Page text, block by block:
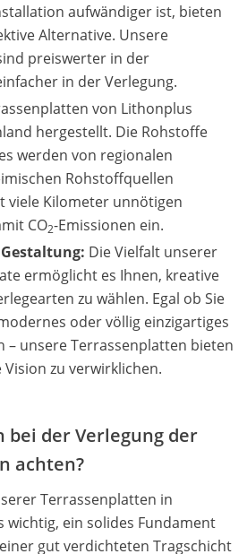
aufwändiger ist, bieten
Alternative. Unsere
preiswerter in der
in der Verlegung.
von Lithonplus
hergestellt. Die Rohstoffe
werden von regionalen
Rohstoffquellen
viele Kilometer unnötigen
CO2-Emissionen ein.
Die Vielfalt unserer
ermöglicht es Ihnen, kreative
zu wählen. Egal ob Sie
oder völlig einzigartiges
– unsere Terrassenplatten bieten
zu verwirklichen.
bei der Verlegung der
achten?
Terrassenplatten in
ein solides Fundament
gut verdichteten Tragschicht